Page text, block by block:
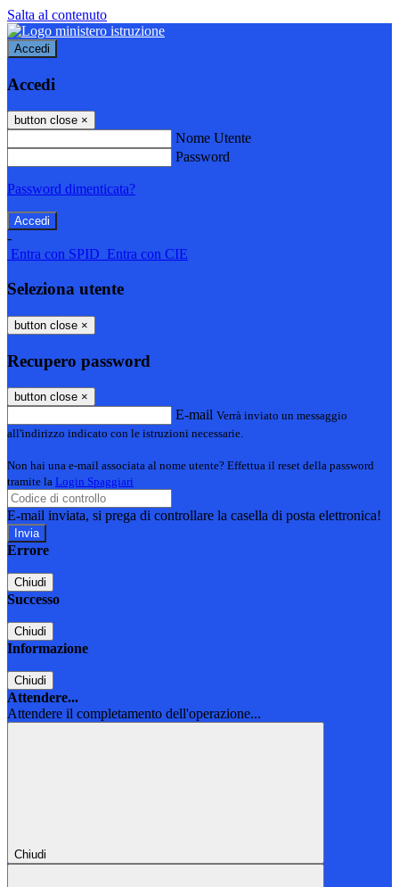
Salta al contenuto
Accedi
Accedi
button close ×
Nome Utente
Password
Password dimenticata?
-
Entra con SPID Entra con CIE
Seleziona utente
button close ×
Recupero password
button close ×
E-mail Verrà inviato un messaggio
all'indirizzo indicato con le istruzioni necessarie.
Non hai una e-mail associata al nome utente? Effettua il reset della password
tramite la Login Spaggiari
E-mail inviata, si prega di controllare la casella di posta elettronica!
Errore
Chiudi
Successo
Chiudi
Informazione
Chiudi
Attendere...
Attendere il completamento dell'operazione...
Chiudi